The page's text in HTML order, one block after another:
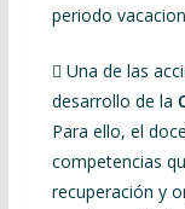
periodo
 Una de las
desarrollo de la
Para ello, el
competencias
recuperación y